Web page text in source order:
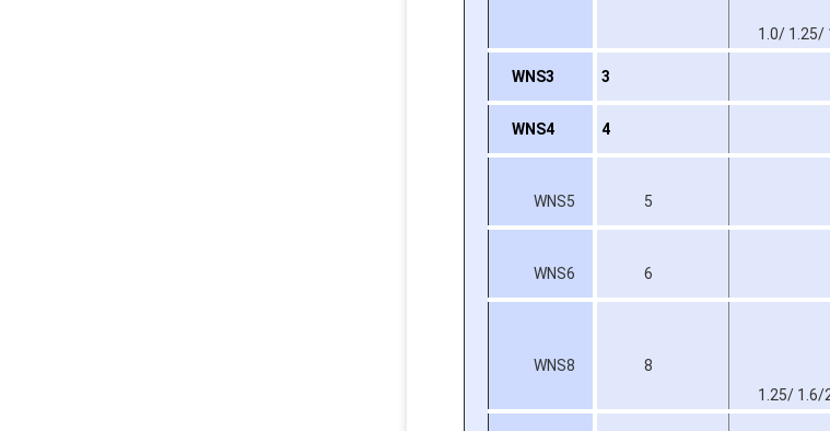
1.0/ 1.25/
WNS3 3
WNS4 4
WNS5 5
WNS6 6
WNS8
8
1.25/ 1.6/